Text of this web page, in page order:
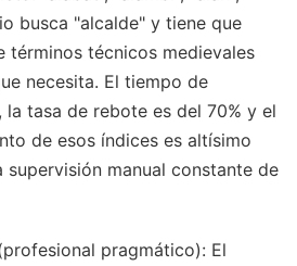
busca "alcalde" y tiene que
términos técnicos medievales
necesita. El tiempo de
la tasa de rebote es del 70% y el
de esos índices es altísimo
supervisión manual constante de
pragmático): El